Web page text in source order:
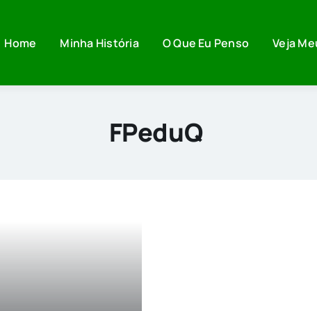
Home Minha História O Que Eu Penso Veja
FPeduQ